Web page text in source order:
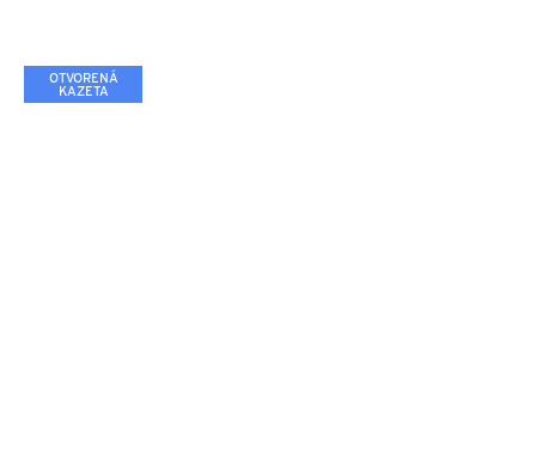
OTVORENÁ
KAZETA